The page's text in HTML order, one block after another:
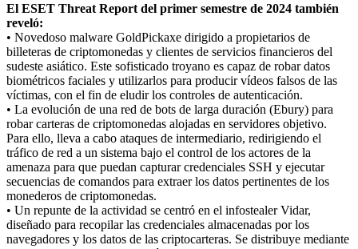
El ESET Threat Report del primer semestre de 2024 también
reveló:
• Novedoso malware GoldPickaxe dirigido a propietarios de
billeteras de criptomonedas y clientes de servicios financieros del
sudeste asiático. Este sofisticado troyano es capaz de robar datos
biométricos faciales y utilizarlos para producir vídeos falsos de las
víctimas, con el fin de eludir los controles de autenticación.
• La evolución de una red de bots de larga duración (Ebury) para
robar carteras de criptomonedas alojadas en servidores objetivo.
Para ello, lleva a cabo ataques de intermediario, redirigiendo el
tráfico de red a un sistema bajo el control de los actores de la
amenaza para que puedan capturar credenciales SSH y ejecutar
secuencias de comandos para extraer los datos pertinentes de los
monederos de criptomonedas.
• Un repunte de la actividad se centró en el infostealer Vidar,
diseñado para recopilar las credenciales almacenadas por los
navegadores y los datos de las criptocarteras. Se distribuye mediante